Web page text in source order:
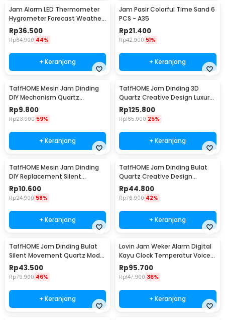
Jam Alarm LED Thermometer
Hygrometer Forecast Weather
Station - 2159T
Rp36.500
Rp64.900 44%
+ Keranjang
Jam Pasir Colorful Time Sand 6
PCS - A35
Rp21.400
Rp42.900 51%
+ Keranjang
TaffHOME Mesin Jam Dinding
DIY Mechanism Quartz
Replacement Sparepart -
5168-S
Rp9.800
Rp23.900 59%
+ Keranjang
TaffHOME Jam Dinding 3D
Quartz Creative Design Luxury
Diamond 33cm - T6807
Rp125.800
Rp165.900 25%
+ Keranjang
TaffHOME Mesin Jam Dinding
DIY Replacement Silent
Movement Quartz - 5168-S
Rp10.600
Rp24.900 58%
+ Keranjang
TaffHOME Jam Dinding Bulat
Quartz Creative Design
Modern 29cm - H6588
Rp44.800
Rp76.900 42%
+ Keranjang
TaffHOME Jam Dinding Bulat
Silent Movement Quartz Model
Modern 29cm - H6589
Rp43.500
Rp79.900 46%
+ Keranjang
Lovin Jam Weker Alarm Digital
Kayu Clock Temperatur Voice
Control - TX602
Rp95.700
Rp147.900 36%
+ Keranjang